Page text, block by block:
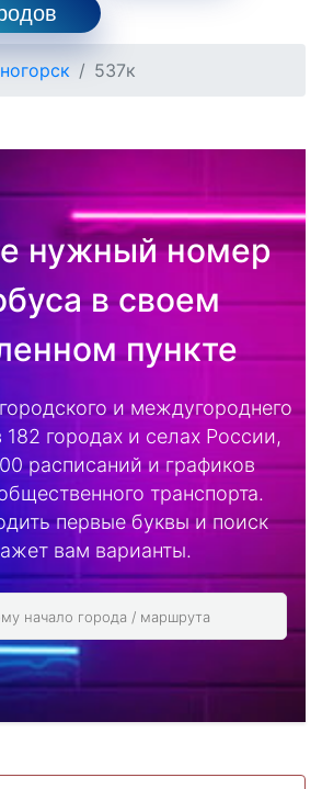
537к
нужный номер
в своем
пункте
и междугороднего
182 городах и селах России,
расписаний и графиков
транспорта.
первые буквы и поиск
вам варианты.